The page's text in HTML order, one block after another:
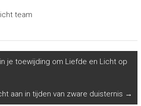
team
je toewijding om Liefde en Licht op
aan in tijden van zware duisternis →